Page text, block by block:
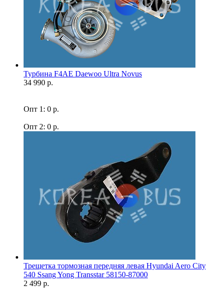
Турбина F4AE Daewoo Ultra Novus
34 990 р.
Опт 1: 0 р.
Опт 2: 0 р.
Трещетка тормозная передняя левая Hyundai Aero City
540 Ssang Yong Transstar 58150-87000
2 499 р.